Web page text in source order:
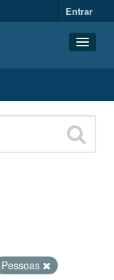
Entrar
Pessoas